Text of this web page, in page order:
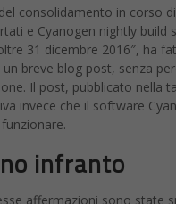
consolidamento in corso
e Cyanogen nightly build
31 dicembre 2016″, ha
breve blog post, senza
Il post, pubblicato nella
invece che il software
infranto
affermazioni sono state